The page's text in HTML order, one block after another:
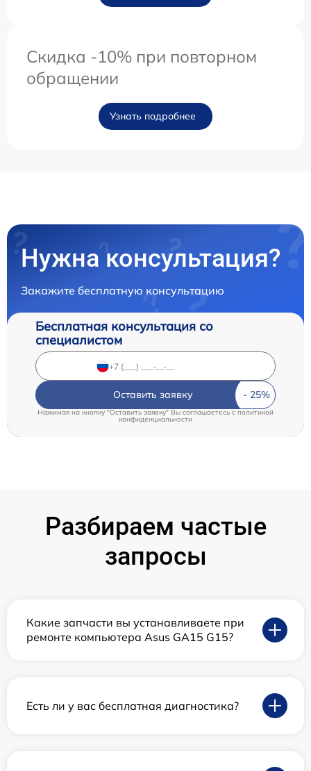
Скидка -10% при повторном
обращении
Узнать подробнее
Нужна консультация?
Закажите бесплатную консультацию
Бесплатная консультация со
специалистом
Оставить заявку
Нажимая на кнопку "Оставить заявку" Вы соглашаетесь c политикой
конфиденциальности
Разбираем частые
запросы
Какие запчасти вы устанавливаете при
ремонте компьютера Asus GA15 G15?
Есть ли у вас бесплатная диагностика?